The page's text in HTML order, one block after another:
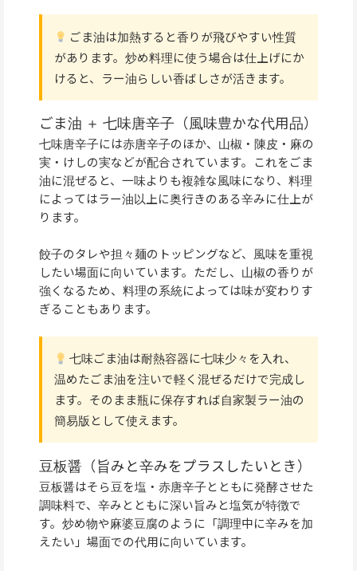
ごま油は加熱すると香りが飛びやすい性質
があります。炒め料理に使う場合は仕上げにか
けると、ラー油らしい香ばしさが活きます。
ごま油 ＋ 七味唐辛子（風味豊かな代用品）
七味唐辛子には赤唐辛子のほか、山椒・陳皮・麻の
実・けしの実などが配合されています。これをごま
油に混ぜると、一味よりも複雑な風味になり、料理
によってはラー油以上に奥行きのある辛みに仕上が
ります。
餃子のタレや担々麺のトッピングなど、風味を重視
したい場面に向いています。ただし、山椒の香りが
強くなるため、料理の系統によっては味が変わりす
ぎることもあります。
七味ごま油は耐熱容器に七味少々を入れ、
温めたごま油を注いで軽く混ぜるだけで完成し
ます。そのまま瓶に保存すれば自家製ラー油の
簡易版として使えます。
豆板醤（旨みと辛みをプラスしたいとき）
豆板醤はそら豆を塩・赤唐辛子とともに発酵させた
調味料で、辛みとともに深い旨みと塩気が特徴で
す。炒め物や麻婆豆腐のように「調理中に辛みを加
えたい」場面での代用に向いています。